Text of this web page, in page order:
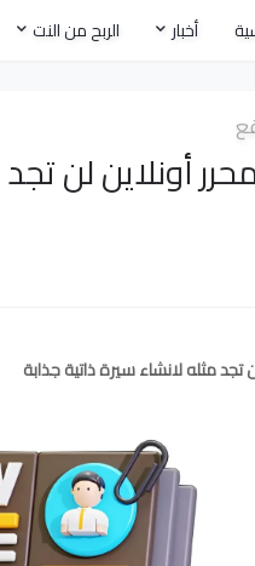
أخبار الربح من النت
أونلاين لن
مثله لانشاء سيرة ذاتية جذابة